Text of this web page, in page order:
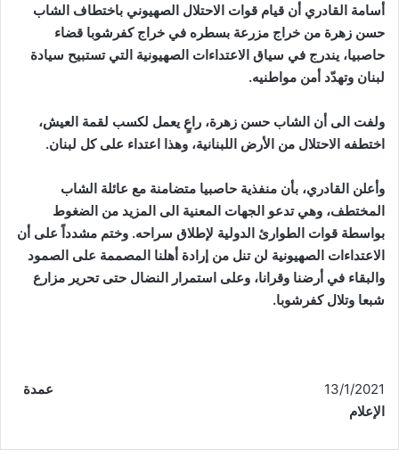
أسامة القادري أن قيام قوات الاحتلال الصهيوني باختطاف الشاب
حسن زهرة من خراج مزرعة بسطره في خراج كفرشوبا قضاء
حاصبيا، يندرج في سياق الاعتداءات الصهيونية التي تستبيح سيادة
لبنان وتهدّد أمن مواطنيه.
ولفت الى أن الشاب حسن زهرة، راعٍ يعمل لكسب لقمة العيش،
اختطفه الاحتلال من الأرض اللبنانية، وهذا اعتداء على كل لبنان.
وأعلن القادري، بأن منفذية حاصبيا متضامنة مع عائلة الشاب
المختطف، وهي تدعو الجهات المعنية الى المزيد من الضغوط
بواسطة قوات الطوارئ الدولية لإطلاق سراحه. وختم مشدداً على أن
الاعتداءات الصهيونية لن تنل من إرادة أهلنا المصممة على الصمود
والبقاء في أرضنا وقرانا، وعلى استمرار النضال حتى تحرير مزارع
شبعا وتلال كفرشوبا.
13/1/2021
عمدة
الإعلام